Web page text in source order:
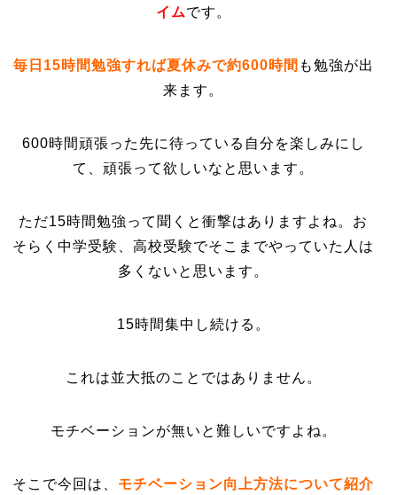
イムです。
毎日15時間勉強すれば夏休みで約600時間 も勉強が出
来ます。
600時間頑張った先に待っている自分を楽しみにし
て、頑張って欲しいなと思います。
ただ15時間勉強って聞くと衝撃はありますよね。お
そらく中学受験、高校受験でそこまでやっていた人は
多くないと思います。
15時間集中し続ける。
これは並大抵のことではありません。
モチベーションが無いと難しいですよね。
そこで今回は、 モチベーション向上方法について紹介